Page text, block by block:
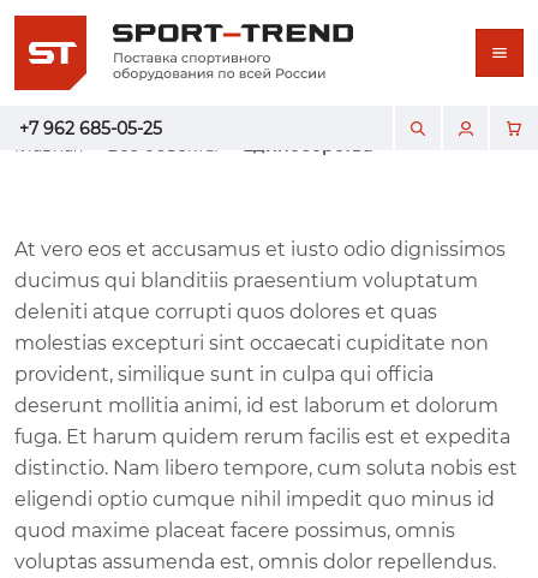
+7 962 685-05-25
Главная Все объекты Единоборства
At vero eos et accusamus et iusto odio dignissimos
ducimus qui blanditiis praesentium voluptatum
deleniti atque corrupti quos dolores et quas
molestias excepturi sint occaecati cupiditate non
provident, similique sunt in culpa qui officia
deserunt mollitia animi, id est laborum et dolorum
fuga. Et harum quidem rerum facilis est et expedita
distinctio. Nam libero tempore, cum soluta nobis est
eligendi optio cumque nihil impedit quo minus id
quod maxime placeat facere possimus, omnis
voluptas assumenda est, omnis dolor repellendus.